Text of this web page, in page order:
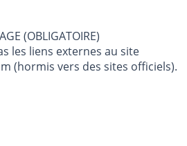
TEXTE DE VOTRE MESSAGE (OBLIGATOIRE)
les liens externes au site
(hormis vers des sites officiels).